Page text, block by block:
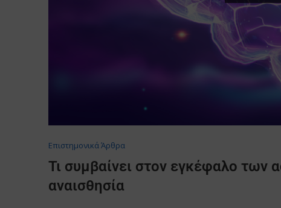
Επιστημονικά Άρθρα
Τι συμβαίνει στον εγκέφαλο των
αναισθησία